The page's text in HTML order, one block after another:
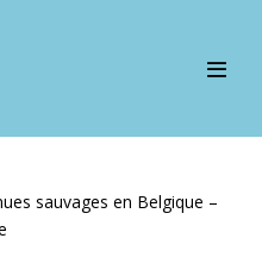
sauvages en Belgique –